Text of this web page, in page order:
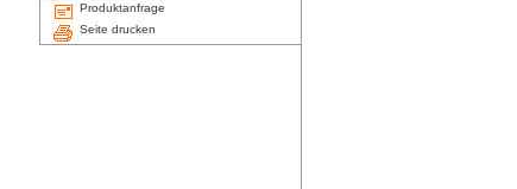
Produktanfrage
Seite drucken